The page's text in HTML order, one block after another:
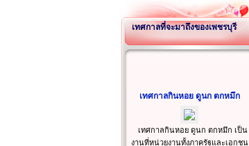
เทศกาลที่จะมาถึงของเพชรบุรี
เทศกาลกินหอย ดูนก ตกหมึก
เทศกาลกินหอย ดูนก ตกหมึก เป็น
งานที่หน่วยงานทั้งภาครัฐและเอกชน